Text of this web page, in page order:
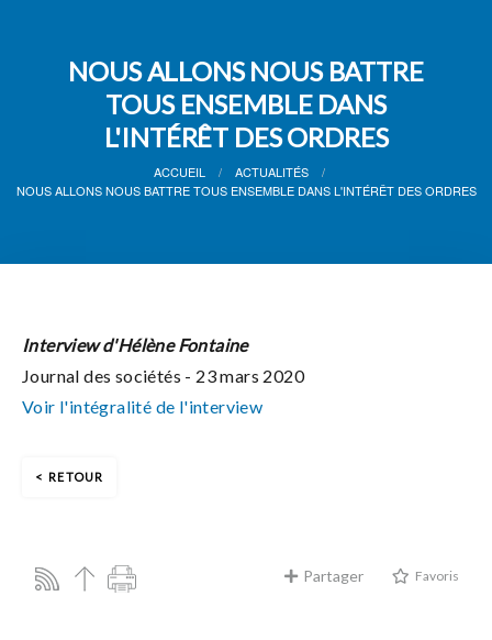
NOUS ALLONS NOUS BATTRE
TOUS ENSEMBLE DANS
L'INTÉRÊT DES ORDRES
ACCUEIL
ACTUALITÉS
NOUS ALLONS NOUS BATTRE TOUS ENSEMBLE DANS L'INTÉRÊT DES ORDRES
Interview d'Hélène Fontaine
Journal des sociétés - 23 mars 2020
Voir l'intégralité de l'interview
RETOUR
Partager Favoris